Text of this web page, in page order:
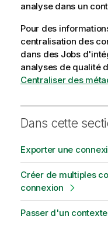
analyse dans un
Pour des
centralisation des
dans des Jobs
analyses de qualité
Centraliser des
Dans cette
Exporter une
Créer de multiples
connexion
Passer d'un